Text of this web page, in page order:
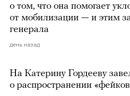
о том, что она помогает
от мобилизации — и этим
генерала
день назад
На Катерину Гордееву
о распространении